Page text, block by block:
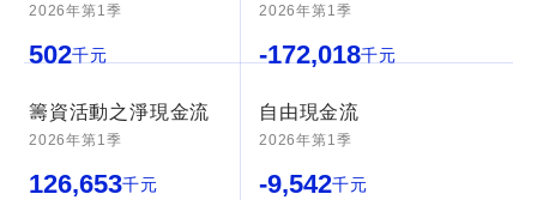
2026年第1季
502千元
2026年第1季
-172,018千元
籌資活動之淨現金流
2026年第1季
126,653千元
自由現金流
2026年第1季
-9,542千元